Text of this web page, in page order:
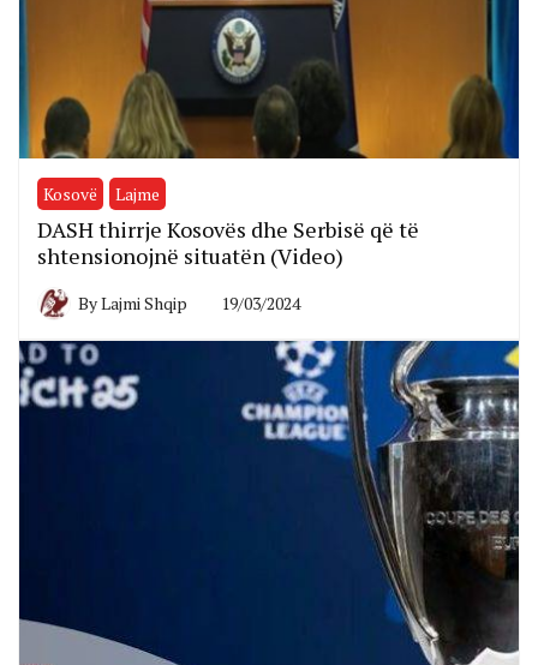
Kosovë Lajme
DASH thirrje Kosovës dhe Serbisë që të
shtensionojnë situatën (Video)
ByLajmi Shqip 19/03/2024